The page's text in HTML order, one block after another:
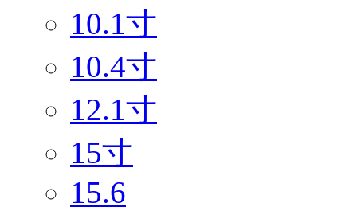
10.1寸
10.4寸
12.1寸
15寸
15.6